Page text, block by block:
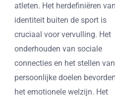
atleten. Het herdefiniëren
identiteit buiten de sport is
cruciaal voor vervulling. Het
onderhouden van sociale
connecties en het stellen van
persoonlijke doelen
het emotionele welzijn. Het